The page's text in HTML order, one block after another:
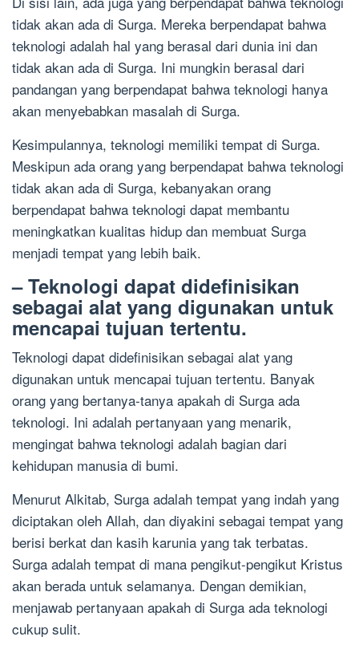
tidak akan ada di Surga. Mereka berpendapat bahwa
teknologi adalah hal yang berasal dari dunia ini dan
tidak akan ada di Surga. Ini mungkin berasal dari
pandangan yang berpendapat bahwa teknologi hanya
akan menyebabkan masalah di Surga.
Kesimpulannya, teknologi memiliki tempat di Surga.
Meskipun ada orang yang berpendapat bahwa teknologi
tidak akan ada di Surga, kebanyakan orang
berpendapat bahwa teknologi dapat membantu
meningkatkan kualitas hidup dan membuat Surga
menjadi tempat yang lebih baik.
– Teknologi dapat didefinisikan
sebagai alat yang digunakan untuk
mencapai tujuan tertentu.
Teknologi dapat didefinisikan sebagai alat yang
digunakan untuk mencapai tujuan tertentu. Banyak
orang yang bertanya-tanya apakah di Surga ada
teknologi. Ini adalah pertanyaan yang menarik,
mengingat bahwa teknologi adalah bagian dari
kehidupan manusia di bumi.
Menurut Alkitab, Surga adalah tempat yang indah yang
diciptakan oleh Allah, dan diyakini sebagai tempat yang
berisi berkat dan kasih karunia yang tak terbatas.
Surga adalah tempat di mana pengikut-pengikut Kristus
akan berada untuk selamanya. Dengan demikian,
menjawab pertanyaan apakah di Surga ada teknologi
cukup sulit.